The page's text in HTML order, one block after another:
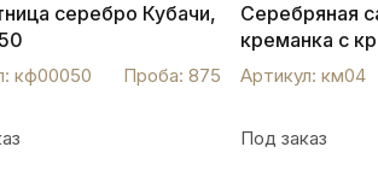
серебро Кубачи,
кф00050 Проба: 875
Серебряная
креманка с
Артикул: км04
Под заказ